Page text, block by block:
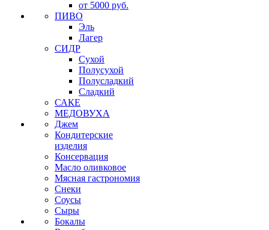
от 5000 руб.
ПИВО
Эль
Лагер
СИДР
Сухой
Полусухой
Полусладкий
Сладкий
САКЕ
МЕДОВУХА
Джем
Кондитерские
изделия
Консервация
Масло оливковое
Мясная гастрономия
Снеки
Соусы
Сыры
Бокалы